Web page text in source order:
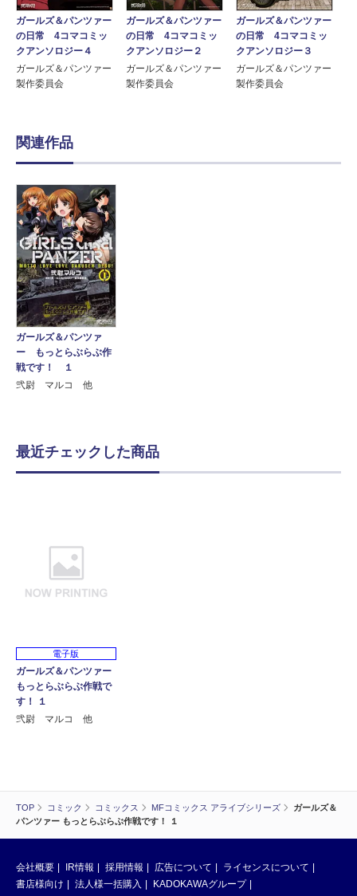
TOP コミック コミックス MFコミックス アライブシリーズ
ガールズ＆
パンツァー もっとらぶらぶ作戦です！ １
ガールズ＆パンツァー
の日常 4コマコミッ
クアンソロジー４
ガールズ＆パンツァー
製作委員会
ガールズ＆パンツァー
の日常 4コマコミッ
クアンソロジー２
ガールズ＆パンツァー
製作委員会
ガールズ＆パンツァー
の日常 4コマコミッ
クアンソロジー３
ガールズ＆パンツァー
製作委員会
関連作品
ガールズ＆パンツァ
ー もっとらぶらぶ作
戦です！ １
弐尉 マルコ 他
最近チェックした商品
電子版
ガールズ＆パンツァー
もっとらぶらぶ作戦で
す！ １
弐尉 マルコ 他
会社概要 IR情報 採用情報 広告について
ライセンスについて
書店様向け
法人様一括購入
KADOKAWAグループ